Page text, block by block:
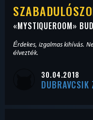
«MYSTIQUEROOM»
Érdekes, izgalmas kihívás.
élvezték.
30.04.2018
DUBRAVCSIK